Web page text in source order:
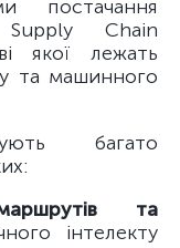
постачання
Chain
якої лежать
та машинного
багато
та
інтелекту